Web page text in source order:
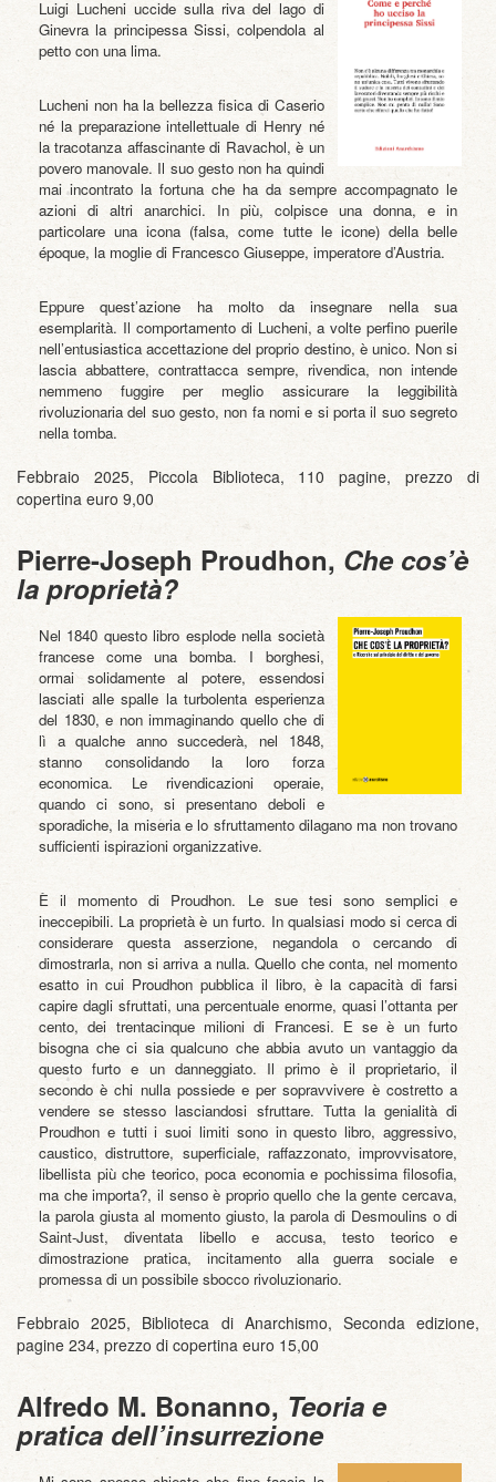
Luigi Lucheni uccide sulla riva del lago di
Ginevra la principessa Sissi, colpendola al
petto con una lima.
Lucheni non ha la bellezza fisica di Caserio
né la preparazione intellettuale di Henry né
la tracotanza affascinante di Ravachol, è un
povero manovale. Il suo gesto non ha quindi
mai incontrato la fortuna che ha da sempre accompagnato le
azioni di altri anarchici. In più, colpisce una donna, e in
particolare una icona (falsa, come tutte le icone) della belle
époque, la moglie di Francesco Giuseppe, imperatore d’Austria.
Eppure quest’azione ha molto da insegnare nella sua
esemplarità. Il comportamento di Lucheni, a volte perfino puerile
nell’entusiastica accettazione del proprio destino, è unico. Non si
lascia abbattere, contrattacca sempre, rivendica, non intende
nemmeno fuggire per meglio assicurare la leggibilità
rivoluzionaria del suo gesto, non fa nomi e si porta il suo segreto
nella tomba.
Febbraio 2025, Piccola Biblioteca, 110 pagine, prezzo di
copertina euro 9,00
Pierre-Joseph Proudhon, Che cos’è
la proprietà?
Nel 1840 questo libro esplode nella società
francese come una bomba. I borghesi,
ormai solidamente al potere, essendosi
lasciati alle spalle la turbolenta esperienza
del 1830, e non immaginando quello che di
lì a qualche anno succederà, nel 1848,
stanno consolidando la loro forza
economica. Le rivendicazioni operaie,
quando ci sono, si presentano deboli e
sporadiche, la miseria e lo sfruttamento dilagano ma non trovano
sufficienti ispirazioni organizzative.
È il momento di Proudhon. Le sue tesi sono semplici e
ineccepibili. La proprietà è un furto. In qualsiasi modo si cerca di
considerare questa asserzione, negandola o cercando di
dimostrarla, non si arriva a nulla. Quello che conta, nel momento
esatto in cui Proudhon pubblica il libro, è la capacità di farsi
capire dagli sfruttati, una percentuale enorme, quasi l’ottanta per
cento, dei trentacinque milioni di Francesi. E se è un furto
bisogna che ci sia qualcuno che abbia avuto un vantaggio da
questo furto e un danneggiato. Il primo è il proprietario, il
secondo è chi nulla possiede e per sopravvivere è costretto a
vendere se stesso lasciandosi sfruttare. Tutta la genialità di
Proudhon e tutti i suoi limiti sono in questo libro, aggressivo,
caustico, distruttore, superficiale, raffazzonato, improvvisatore,
libellista più che teorico, poca economia e pochissima filosofia,
ma che importa?, il senso è proprio quello che la gente cercava,
la parola giusta al momento giusto, la parola di Desmoulins o di
Saint-Just, diventata libello e accusa, testo teorico e
dimostrazione pratica, incitamento alla guerra sociale e
promessa di un possibile sbocco rivoluzionario.
Febbraio 2025, Biblioteca di Anarchismo, Seconda edizione,
pagine 234, prezzo di copertina euro 15,00
Alfredo M. Bonanno, Teoria e
pratica dell’insurrezione